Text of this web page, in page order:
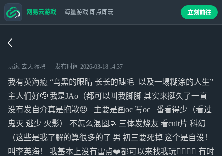
玩家 去天际吧 发布时间 2026-03-18 14:37
我有英海瘾 “乌黑的眼睛 长长的睫毛 以及一塌糊涂的人生”
主人们好🫡 我是JAo（都可以叫我脚脚 其实来挺久了一直
没有发自介真是抱歉😞 主要是画oc 写oc 番看得少（看过
鬼灭 逃少 火影） 不怎么混圈🙏 三体发烧友 看cult片 科幻
（这些是我了解的算很多的了 男 初三要死掉 这个是自设！
叫李英海！ 我基本上没有雷点❤️都可以来找我玩❤️‍🔥❤️‍🔥 有时
网易云游戏 海量游戏 即点即玩 立刻前往